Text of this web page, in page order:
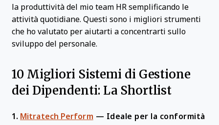
la produttività del mio team HR semplificando le
attività quotidiane. Questi sono i migliori strumenti
che ho valutato per aiutarti a concentrarti sullo
sviluppo del personale.
10 Migliori Sistemi di Gestione
dei Dipendenti: La Shortlist
1. Mitratech Perform — Ideale per la conformità